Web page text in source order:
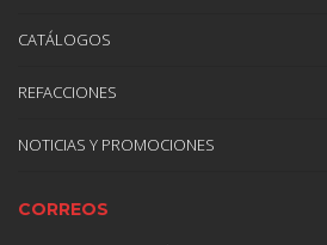
CATÁLOGOS
REFACCIONES
NOTICIAS Y PROMOCIONES
CORREOS